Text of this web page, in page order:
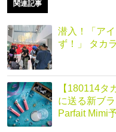
関連記事
潜入！「ア
ず！」 タカ
【180114タ
に送る新ブ
Parfait Mimi